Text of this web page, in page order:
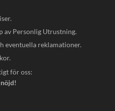
Personlig Utrustning.
eventuella reklamationer.
.
för oss: